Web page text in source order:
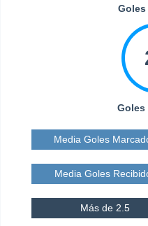
Goles
Goles
Media Goles
Media Goles
Más de 2.5